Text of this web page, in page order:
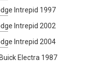
Intrepid 1997
Intrepid 2002
Intrepid 2004
Electra 1987